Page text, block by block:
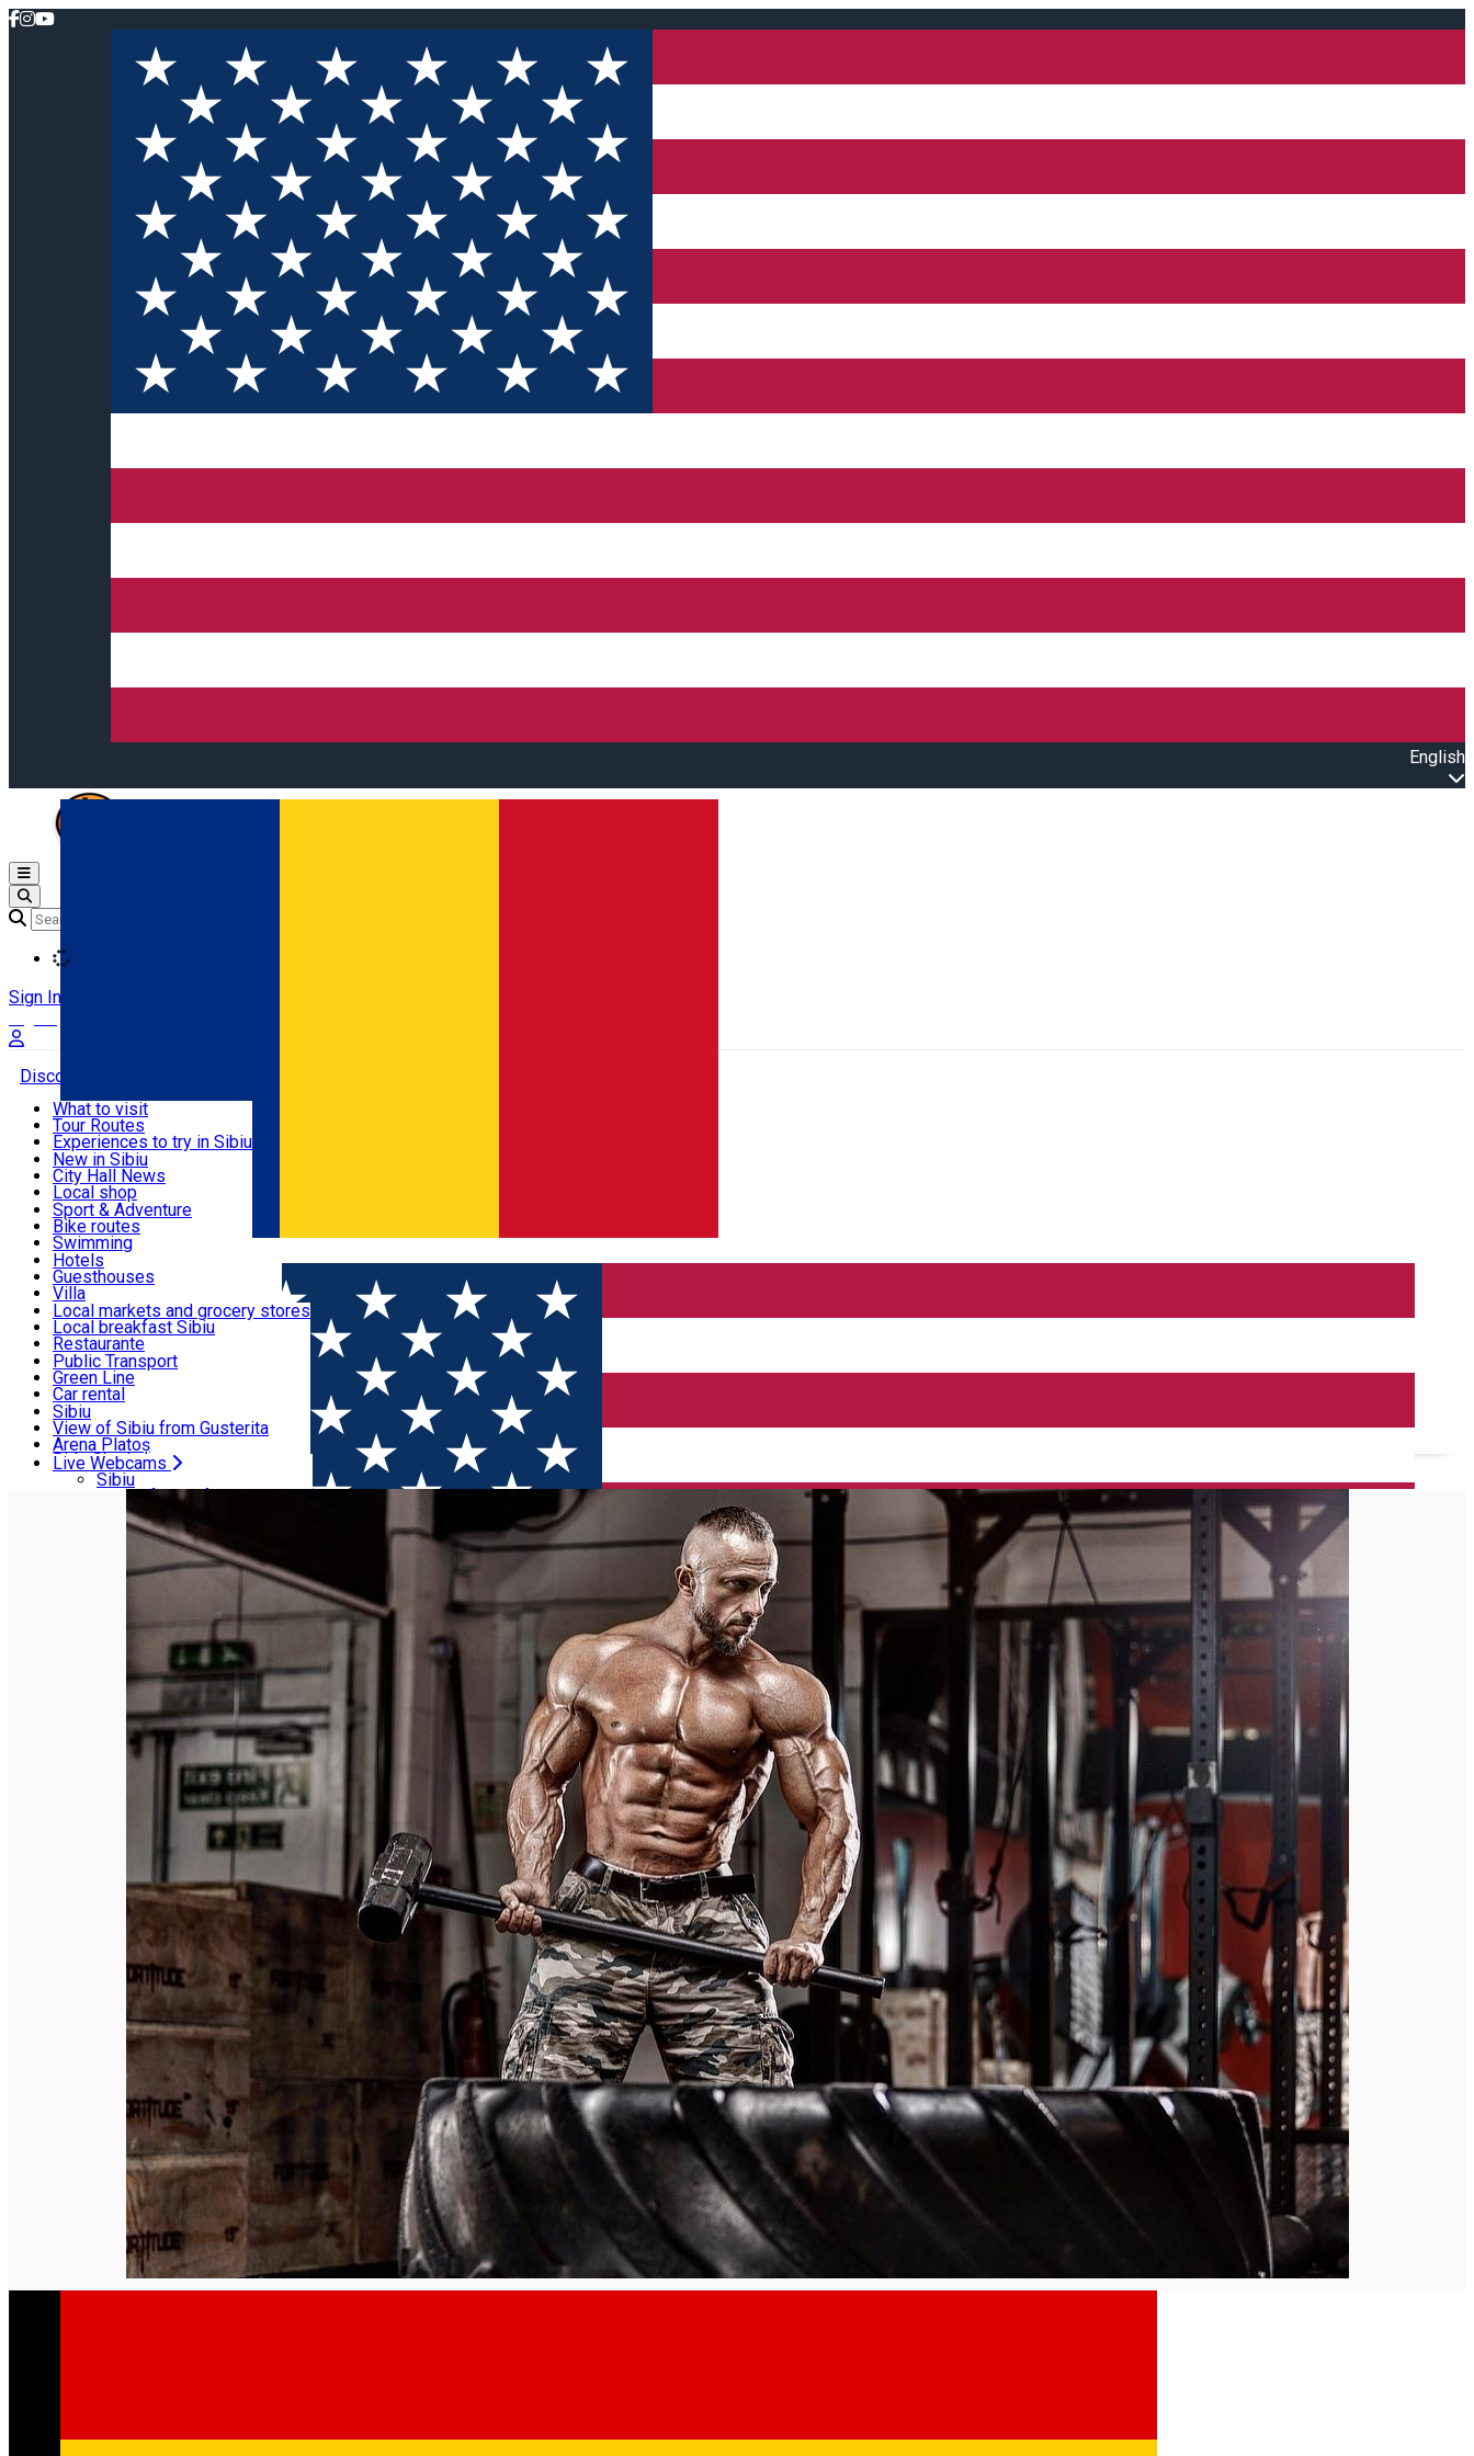
English
Română
Open main menu
Sign In
Discover
Useful info
Activities & Adventure
Accommodation
Food, Drinks & Nightlife
Transport & Parking
Live Webcams
What to visit
Tour Routes
Experiences to try in Sibiu
Podcast
Culture
Museums
Churches
Parks, Zoo
County of Sibiu
New in Sibiu
City Hall News
Local shop
Sibiu artisans
Sibiul Verde
Public services
Education
How do I get to Sibiu
Tourist Info
Tour Guides
Guided tours
Publicații locale
Beauty salons
Sport & Adventure
Bike routes
Swimming
Riding
Indoor activities
Loc de joacă indoor
Loc de joacă outdoor
Ski
Ice skating
Yoga
Hotels
Guesthouses
Villa
Hostels
Motel
Camping
Renting rooms
Rooms for rent
Accommodation outside Sibiu
Local markets and grocery stores
Local breakfast Sibiu
Restaurante
Pizza
Fast Food
Coffee
Sweets
Pub, Bar
Night clubs
Bakeries
Public Transport
Green Line
Car rental
Rent a bike
Scooter rentals
Taxi
Ride Sharing
Parking tickets
Parking places
Electric vehicle charging points
Sibiu
View of Sibiu from Gusterita
Arena Platoș
Live Webcams
Sibiu
View of Sibiu from Gusterita
Arena Platoș
Home Event organizer Asociaţia CLUBUL SPORTIV CENTURION